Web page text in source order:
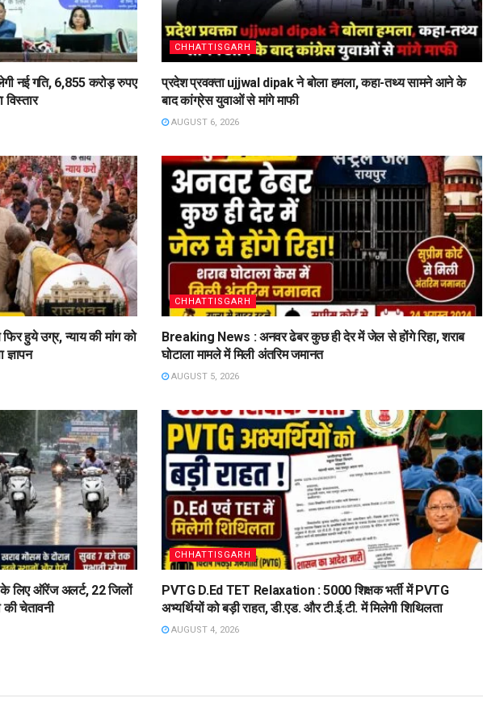
नई गति, 6,855 करोड़ रुपए
CHHATTISGARH
प्रदेश प्रवक्ता ujjwal dipak ने बोला हमला, कहा-तथ्य सामने आने के
बाद कांग्रेस युवाओं से मांगे माफी
AUGUST 6, 2026
हुये उग्र, न्याय की मांग को
ज्ञापन
CHHATTISGARH
Breaking News : अनवर ढेबर कुछ ही देर में जेल से होंगे रिहा, शराब
घोटाला मामले में मिली अंतरिम जमानत
AUGUST 5, 2026
लिए ऑरेंज अलर्ट, 22 जिलों
चेतावनी
CHHATTISGARH
PVTG D.Ed TET Relaxation : 5000 शिक्षक भर्ती में PVTG
अभ्यर्थियों को बड़ी राहत, डी.एड. और टी.ई.टी. में मिलेगी शिथिलता
AUGUST 4, 2026